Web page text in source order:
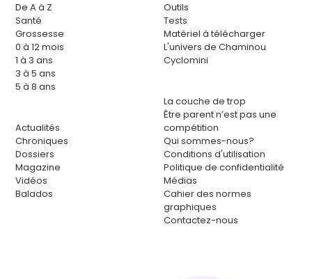
De A à Z
Santé
Grossesse
0 à 12 mois
1 à 3 ans
3 à 5 ans
5 à 8 ans
Actualités
Chroniques
Dossiers
Magazine
Vidéos
Balados
Outils
Tests
Matériel à télécharger
L'univers de Chaminou
Cyclomini
La couche de trop
Être parent n’est pas une
compétition
Qui sommes-nous?
Conditions d'utilisation
Politique de confidentialité
Médias
Cahier des normes
graphiques
Contactez-nous